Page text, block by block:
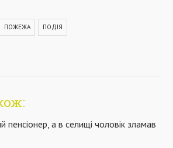
ПОЖЕЖА ПОДІЯ
пенсіонер, а в селищі чоловік зламав